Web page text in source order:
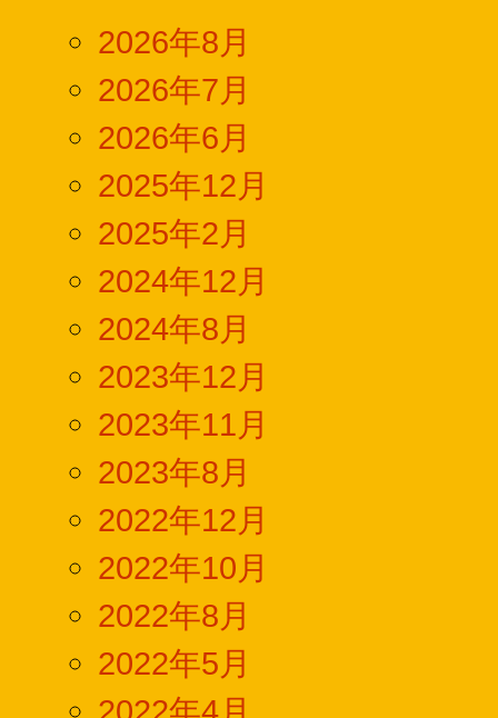
2026年8月
2026年7月
2026年6月
2025年12月
2025年2月
2024年12月
2024年8月
2023年12月
2023年11月
2023年8月
2022年12月
2022年10月
2022年8月
2022年5月